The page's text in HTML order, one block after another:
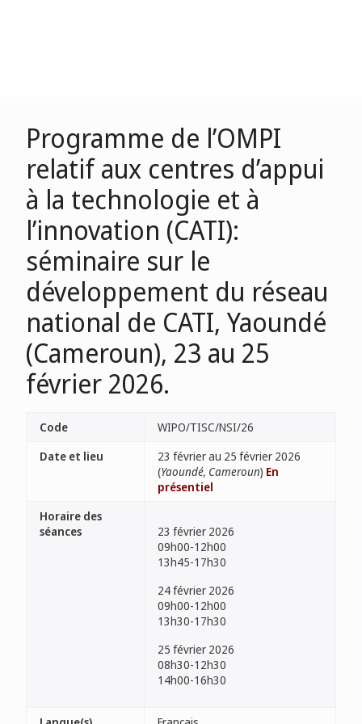
Programme de l’OMPI
relatif aux centres d’appui
à la technologie et à
l’innovation (CATI):
séminaire sur le
développement du réseau
national de CATI, Yaoundé
(Cameroun), 23 au 25
février 2026.
Code
WIPO/TISC/NSI/26
Date et lieu
23 février au 25 février 2026
(Yaoundé, Cameroun) En
présentiel
Horaire des
séances
23 février 2026
09h00-12h00
13h45-17h30
24 février 2026
09h00-12h00
13h30-17h30
25 février 2026
08h30-12h30
14h00-16h30